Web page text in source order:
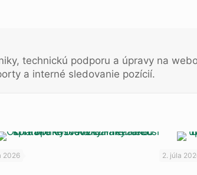
technickú podporu a úpravy na
a interné sledovanie pozícií.
2026 2. júla